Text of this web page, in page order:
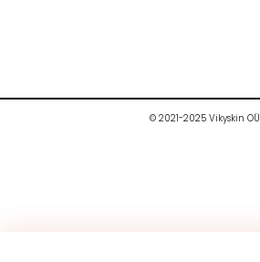
© 2021-2025 Vikyskin OÜ